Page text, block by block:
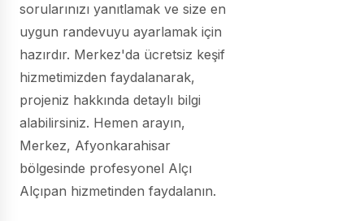
sorularınızı yanıtlamak ve size en
uygun randevuyu ayarlamak için
hazırdır. Merkez'da ücretsiz keşif
hizmetimizden faydalanarak,
projeniz hakkında detaylı bilgi
alabilirsiniz. Hemen arayın,
Merkez, Afyonkarahisar
bölgesinde profesyonel Alçı
Alçıpan hizmetinden faydalanın.